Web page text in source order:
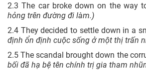
2.3 The car broke down on the way
hỏng trên đường đi làm.)
2.4 They decided to settle down in a
định ổn định cuộc sống ở một thị trấn
2.5 The scandal brought down the
bối đã hạ bệ tên chính trị gia tham